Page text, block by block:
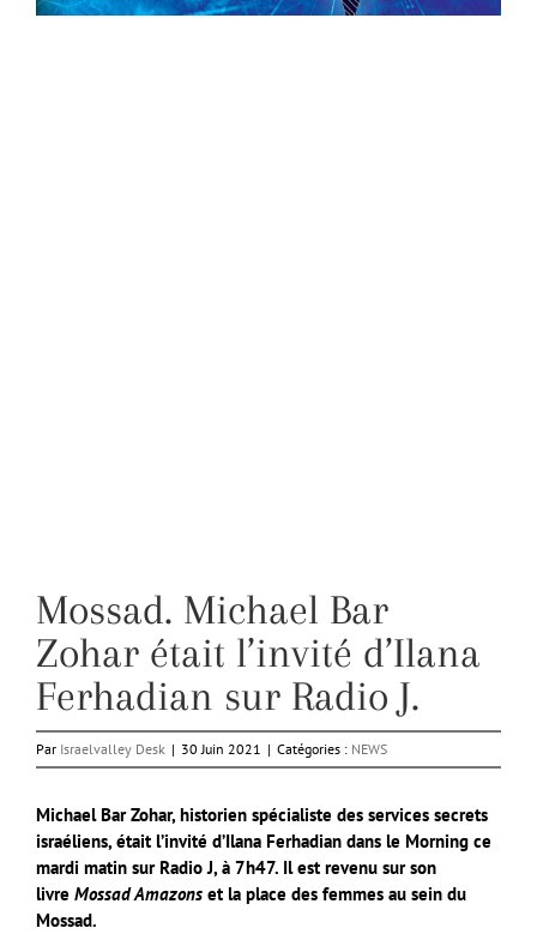
Mossad. Michael Bar
Zohar était l’invité d’Ilana
Ferhadian sur Radio J.
Par Israelvalley Desk | 30 Juin 2021 | Catégories : NEWS
Michael Bar Zohar, historien spécialiste des services secrets
israéliens, était l’invité d’Ilana Ferhadian dans le Morning ce
mardi matin sur Radio J, à 7h47. Il est revenu sur son
livre Mossad Amazons et la place des femmes au sein du
Mossad.